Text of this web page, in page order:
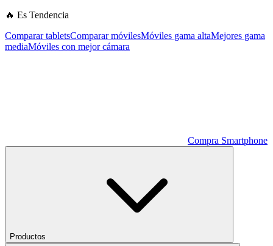
🔥 Es Tendencia
Comparar tabletsComparar móvilesMóviles gama altaMejores gama
mediaMóviles con mejor cámara
Compra Smartphone
Productos